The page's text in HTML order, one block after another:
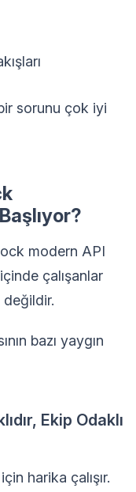
sorunu çok iyi
modern API
çalışanlar
bazı yaygın
Ekip Odaklı
harika çalışır.